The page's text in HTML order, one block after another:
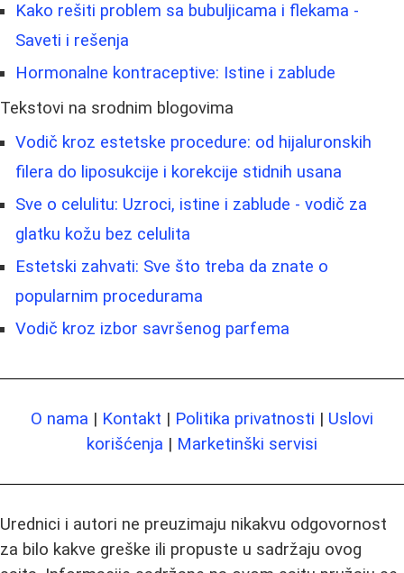
Kako rešiti problem sa bubuljicama i flekama -
Saveti i rešenja
Hormonalne kontraceptive: Istine i zablude
Tekstovi na srodnim blogovima
Vodič kroz estetske procedure: od hijaluronskih
filera do liposukcije i korekcije stidnih usana
Sve o celulitu: Uzroci, istine i zablude - vodič za
glatku kožu bez celulita
Estetski zahvati: Sve što treba da znate o
popularnim procedurama
Vodič kroz izbor savršenog parfema
O nama | Kontakt | Politika privatnosti | Uslovi
korišćenja | Marketinški servisi
Urednici i autori ne preuzimaju nikakvu odgovornost
za bilo kakve greške ili propuste u sadržaju ovog